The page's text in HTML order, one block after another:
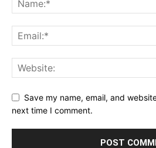
Save my name, email, and
next time I comment.